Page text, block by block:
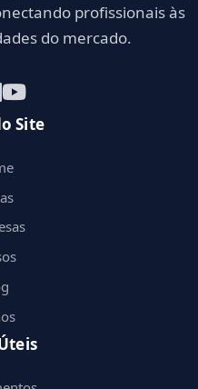
profissionais às
do mercado.
Site